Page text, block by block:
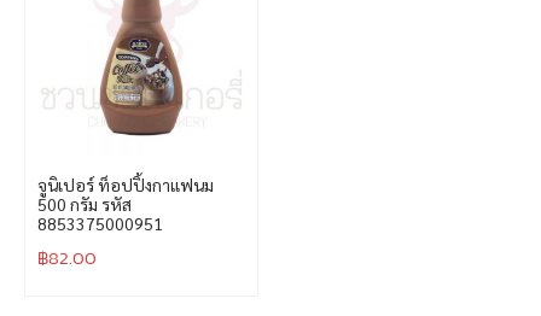
จูนิเปอร์ ท็อปปิ้งกาแฟนม
500 กรัม รหัส
8853375000951
฿82.00